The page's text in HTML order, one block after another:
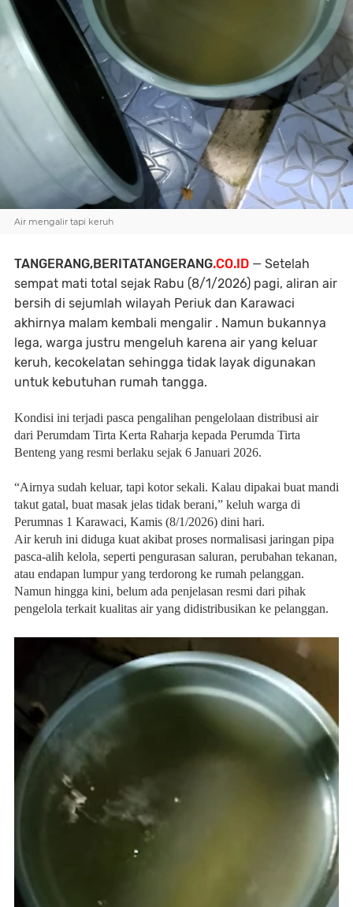
Air mengalir tapi keruh
TANGERANG,BERITATANGERANG.CO.ID — Setelah
sempat mati total sejak Rabu (8/1/2026) pagi, aliran air
bersih di sejumlah wilayah Periuk dan Karawaci
akhirnya malam kembali mengalir . Namun bukannya
lega, warga justru mengeluh karena air yang keluar
keruh, kecokelatan sehingga tidak layak digunakan
untuk kebutuhan rumah tangga.
Kondisi ini terjadi pasca pengalihan pengelolaan distribusi air
dari Perumdam Tirta Kerta Raharja kepada Perumda Tirta
Benteng yang resmi berlaku sejak 6 Januari 2026.
“Airnya sudah keluar, tapi kotor sekali. Kalau dipakai buat mandi
takut gatal, buat masak jelas tidak berani,” keluh warga di
Perumnas 1 Karawaci, Kamis (8/1/2026) dini hari.
Air keruh ini diduga kuat akibat proses normalisasi jaringan pipa
pasca-alih kelola, seperti pengurasan saluran, perubahan tekanan,
atau endapan lumpur yang terdorong ke rumah pelanggan.
Namun hingga kini, belum ada penjelasan resmi dari pihak
pengelola terkait kualitas air yang didistribusikan ke pelanggan.